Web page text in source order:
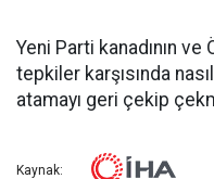
Yeni Parti kanadının
tepkiler karşısında
atamayı geri çekip
Kaynak: